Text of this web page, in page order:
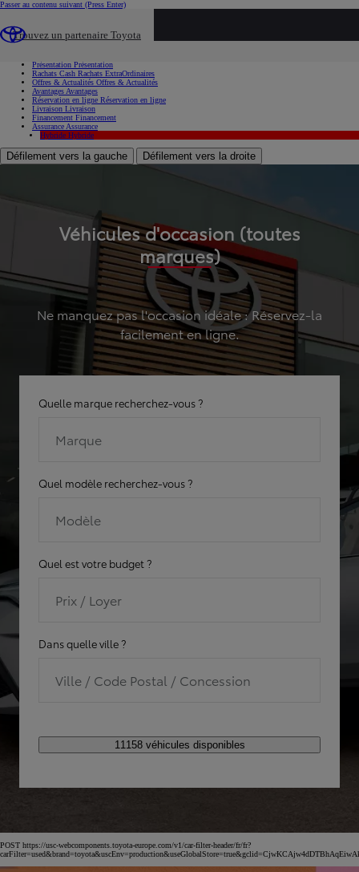
Passer au contenu suivant (Press Enter)
Trouvez un partenaire Toyota
Présentation Présentation
Rachats Cash Rachats ExtraOrdinaires
Offres & Actualités Offres & Actualités
Avantages Avantages
Réservation en ligne Réservation en ligne
Livraison Livraison
Financement Financement
Assurance Assurance
Hybride Hybride
Défilement vers la gauche Défilement vers la droite
Véhicules d'occasion (toutes
marques)
Ne manquez pas l'occasion idéale : Réservez-la
facilement en ligne.
Quelle marque recherchez-vous ?
Marque
Quel modèle recherchez-vous ?
Modèle
Quel est votre budget ?
Prix / Loyer
Dans quelle ville ?
Ville / Code Postal / Concession
11158 véhicules disponibles
POST https://usc-webcomponents.toyota-europe.com/v1/car-filter-header/fr/fr?